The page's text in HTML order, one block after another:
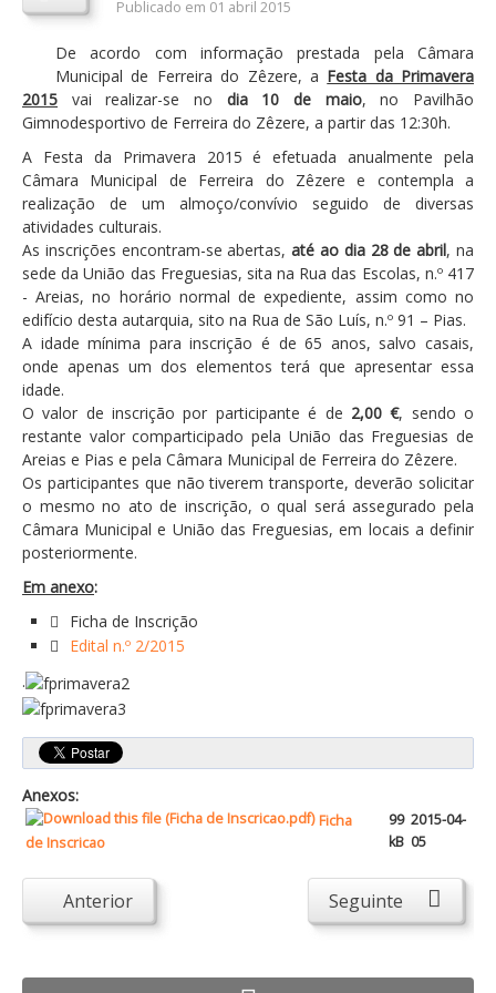
Prestação de Contas
DESTAQUES
Eventos
Notícias
Sondagens
ZêzereTV
SERVIÇOS
A Minha Rua
Abastecimento de Água
Roturas e Leituras
Qualidade da Água
Atendimento ao Público
Biblioteca Online FZZ
Plantas PDM Online
Faixas Gestão Combustível
Regulamentos em Vigor
Requerimentos em Vigor
Sugestões/Reclamações
Tabela - Taxas e Licenças
Avarias na Iluminação Pública
AREIAS E PIAS
Contactos Úteis
Equipamentos
Publicado em 01 abril 2015
De acordo com informação prestada pela Câmara
Municipal de Ferreira do Zêzere, a Festa da Primavera
2015 vai realizar-se no dia 10 de maio, no Pavilhão
Gimnodesportivo de Ferreira do Zêzere, a partir das 12:30h.
A Festa da Primavera 2015 é efetuada anualmente pela
Câmara Municipal de Ferreira do Zêzere e contempla a
realização de um almoço/convívio seguido de diversas
atividades culturais.
As inscrições encontram-se abertas,até ao dia 28 de abril, na
sede da União das Freguesias, sita na Rua das Escolas, n.º 417
- Areias, no horário normal de expediente, assim como no
edifício desta autarquia, sito na Rua de São Luís, n.º 91 – Pias.
A idade mínima para inscrição é de 65 anos, salvo casais,
onde apenas um dos elementos terá que apresentar essa
idade.
O valor de inscrição por participante é de 2,00 €, sendo o
restante valor comparticipado pela União das Freguesias de
Areias e Pias e pela Câmara Municipal de Ferreira do Zêzere.
Os participantes que não tiverem transporte, deverão solicitar
o mesmo no ato de inscrição, o qual será assegurado pela
Câmara Municipal e União das Freguesias, em locais a definir
posteriormente.
Em anexo:
Ficha de Inscrição
Edital n.º 2/2015
.
Anexos:
Ficha
de Inscricao
99
kB
2015-04-
05
Anterior Seguinte